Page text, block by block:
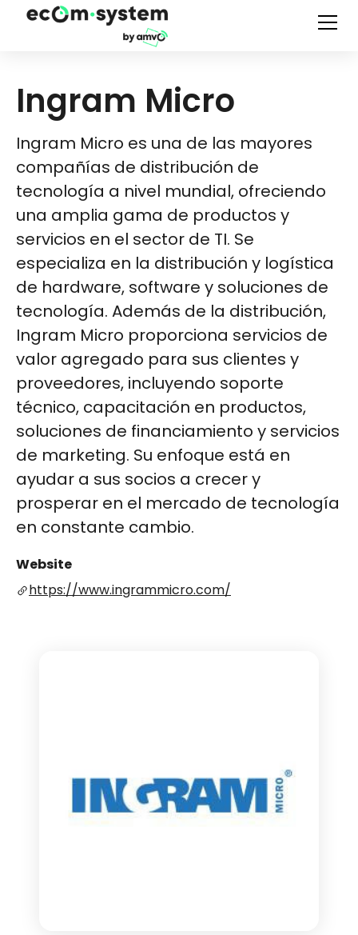
Ingram Micro
Ingram Micro es una de las mayores
compañías de distribución de
tecnología a nivel mundial, ofreciendo
una amplia gama de productos y
servicios en el sector de TI. Se
especializa en la distribución y logística
de hardware, software y soluciones de
tecnología. Además de la distribución,
Ingram Micro proporciona servicios de
valor agregado para sus clientes y
proveedores, incluyendo soporte
técnico, capacitación en productos,
soluciones de financiamiento y servicios
de marketing. Su enfoque está en
ayudar a sus socios a crecer y
prosperar en el mercado de tecnología
en constante cambio.
Website
https://www.ingrammicro.com/